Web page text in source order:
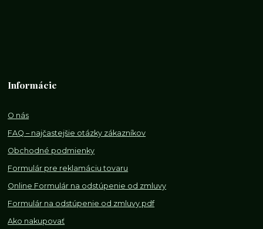
Informácie
O nás
FAQ – najčastejšie otázky zákazníkov
Obchodné podmienky
Formulár pre reklamáciu tovaru
Online Formulár na odstúpenie od zmluvy
Formulár na odstúpenie od zmluvy pdf
Ako nakupovať